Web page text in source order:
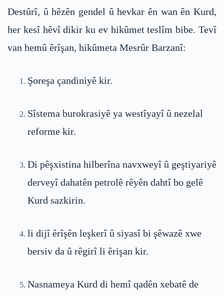
Destûrî, û hêzên gendel û hevkar ên wan ên Kurd,
her kesî hêvî dikir ku ev hikûmet teslîm bibe. Tevî
van hemû êrîşan, hikûmeta Mesrûr Barzanî:
Şoreşa çandiniyê kir.
Sîstema burokrasiyê ya westîyayî û nezelal
reforme kir.
Di pêşxistina hilberîna navxweyî û geştiyariyê
derveyî dahatên petrolê rêyên dahtî bo gelê
Kurd sazkirin.
li dijî êrîşên leşkerî û siyasî bi şêwazê xwe
bersiv da û rêgirî li êrişan kir.
Nasnameya Kurd di hemî qadên xebatê de